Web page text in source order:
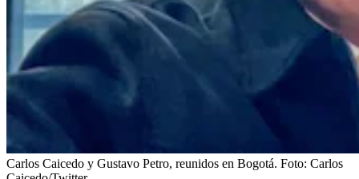
Carlos Caicedo y Gustavo Petro, reunidos en Bogotá. Foto: Carlos